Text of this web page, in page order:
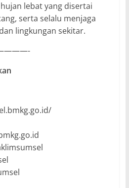
lebat yang disertai
serta selalu menjaga
lingkungan sekitar.